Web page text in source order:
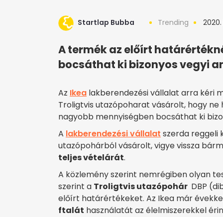
Startlap Bubba Trending 2020.
A termék az előírt
bocsáthat ki bizonyos vegyi
Az Ikea lakberendezési vállalat arra kéri
Troligtvis utazópoharat vásárolt, hogy
nagyobb mennyiségben bocsáthat ki
A lakberendezési vállalat szerda reggeli
utazópohárból vásárolt, vigye vissza
teljes vételárát.
A közlemény szerint nemrégiben olyan
szerint a Troligtvis utazópohár DBP
előírt határértékeket. Az Ikea már
ftalát használatát az élelmiszerekkel